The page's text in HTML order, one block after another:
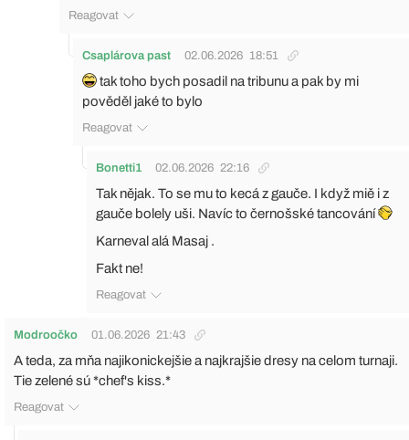
Reagovat
Csaplárova past 02.06.2026 18:51
tak toho bych posadil na tribunu a pak by mi
pověděl jaké to bylo
Reagovat
Bonetti1 02.06.2026 22:16
Tak nějak. To se mu to kecá z gauče. I když miě i z
gauče bolely uši. Navíc to černošské tancování
Karneval alá Masaj .
Fakt ne!
Reagovat
Modroočko 01.06.2026 21:43
A teda, za mňa najikonickejšie a najkrajšie dresy na celom turnaji.
Tie zelené sú *chef's kiss.*
Reagovat